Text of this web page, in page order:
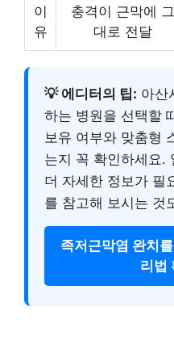
이
유
충격이 근막에 그
대로 전달
💡 에디터의 팁: 아산
하는 병원을 선택할
보유 여부와 맞춤형
는지 꼭 확인하세요.
더 자세한 정보가 필
를 참고해 보시는 것
족저근막염 완치
리법